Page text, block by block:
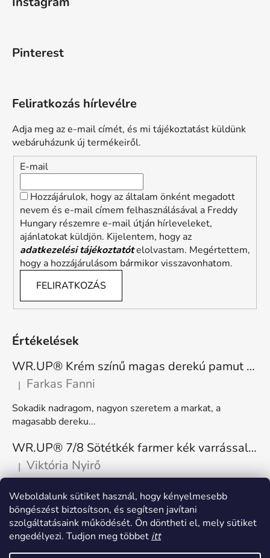
Weboldalunk sütiket használ, hogy kényelmesebb
böngészést biztosítson, és segítsen javítani
szolgáltatásaink működését. Ön döntheti el, mely sütiket
engedélyezi. Tudjon meg többet itt
Pinterest
Feliratkozás hírlevélre
Adja meg az e-mail címét, és mi tájékoztatást küldünk
webáruházunk új termékeiről.
E-mail
Hozzájárulok, hogy az általam önként megadott
nevem és e-mail címem felhasználásával a Freddy
Hungary részemre e-mail útján hírleveleket,
ajánlatokat küldjön. Kijelentem, hogy az
adatkezelési tájékoztatótelolvastam. Megértettem,
hogy a hozzájárulásom bármikor visszavonhatom.
FELIRATKOZÁS
Értékelések
WR.UP® Krém színű magas derekú pamut nadrág RE(MOVE) WRUP1HC001ORG, Z40
A termék értékelése 5-ből 5 csillag.
| Farkas Fanni
Sokadik nadragom, nagyon szeretem a markat, a
magasabb dereku...
WR.UP® 7/8 Sötétkék farmer kék varrással, superskinny RE(MOVE) WRUP4RC002ORG, J0B
A termék értékelése 5-ből 5 csillag.
| Viktória Nyirő
Nagyon kényelmes, rugalmas. Méretnek megfelelő.